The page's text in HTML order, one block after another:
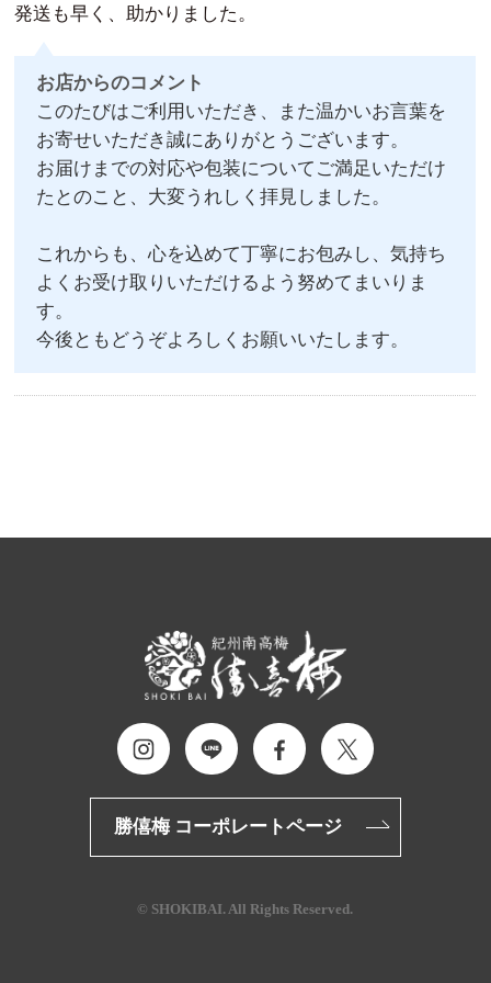
発送も早く、助かりました。
お店からのコメント
このたびはご利用いただき、また温かいお言葉を
お寄せいただき誠にありがとうございます。
お届けまでの対応や包装についてご満足いただけ
たとのこと、大変うれしく拝見しました。
これからも、心を込めて丁寧にお包みし、気持ち
よくお受け取りいただけるよう努めてまいりま
す。
今後ともどうぞよろしくお願いいたします。
勝僖梅 コーポレートページ
© SHOKIBAI. All Rights Reserved.